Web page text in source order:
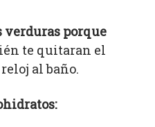
verduras porque
te quitaran el
al baño.